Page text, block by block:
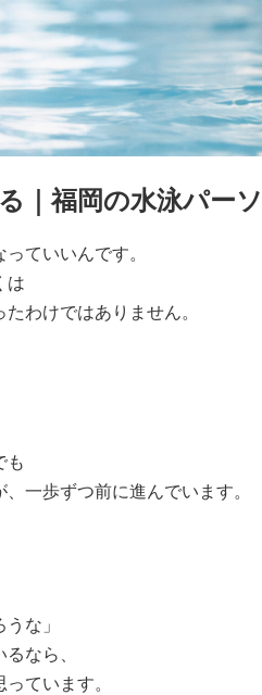
｜福岡の水泳パー
ていいんです。
は
わけではありません。
も
一歩ずつ前に進んでいます。
な」
なら、
ています。